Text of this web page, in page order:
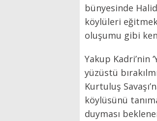
bünyesinde
köylüleri
oluşumu gibi
Yakup Kadri’nin
yüzüstü
Kurtuluş
köylüsünü
duyması